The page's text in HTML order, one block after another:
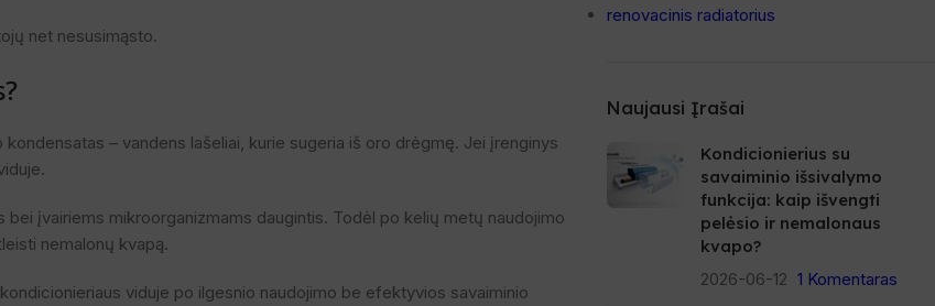
net nesusimąsto.
– vandens lašeliai, kurie sugeria iš oro drėgmę. Jei įrenginys
įvairiems mikroorganizmams daugintis. Todėl po kelių metų naudojimo
nemalonų kvapą.
viduje po ilgesnio naudojimo be efektyvios savaiminio
renovacinis radiatorius
Naujausi Įrašai
Kondicionierius su
savaiminio išsivalymo
funkcija: kaip išvengti
pelėsio ir nemalonaus
kvapo?
2026-06-12 1 Komentaras